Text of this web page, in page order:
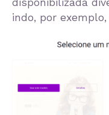
disponibilizada
indo, por